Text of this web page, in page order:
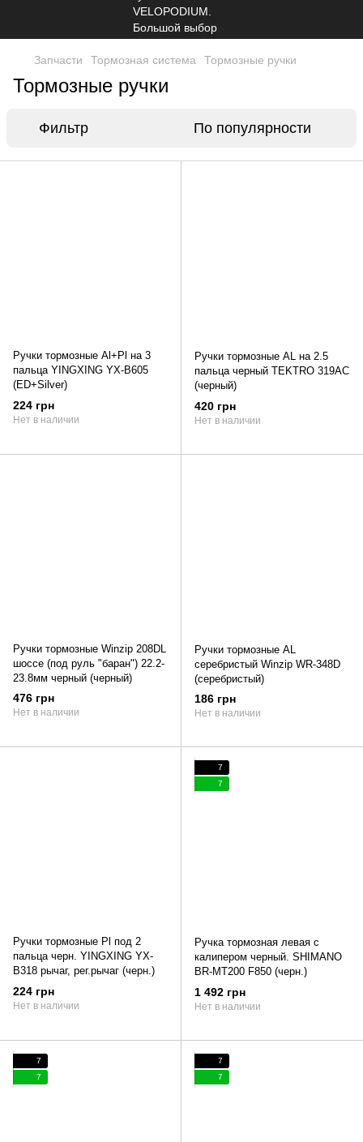
Запчасти Тормозная система Тормозные ручки
Тормозные ручки
Фильтр По популярности
Ручки тормозные Al+Pl на 3
пальца YINGXING YX-B605
(ED+Silver)
224 грн
Нет в наличии
Ручки тормозные AL на 2.5
пальца черный TEKTRO 319AC
(черный)
420 грн
Нет в наличии
Ручки тормозные Winzip 208DL
шоссе (под руль "баран") 22.2-
23.8мм черный (черный)
476 грн
Нет в наличии
Ручки тормозные AL
серебристый Winzip WR-348D
(серебристый)
186 грн
Нет в наличии
Ручки тормозные Pl под 2
пальца черн. YINGXING YX-
B318 рычаг, рег.рычаг (черн.)
224 грн
Нет в наличии
7
7
Ручка тормозная левая с
калипером черный. SHIMANO
BR-MT200 F850 (черн.)
1 492 грн
Нет в наличии
7
7
7
7